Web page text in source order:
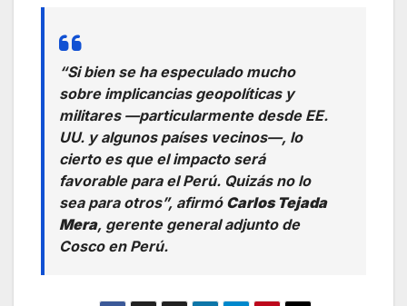
“Si bien se ha especulado mucho
sobre implicancias geopolíticas y
militares —particularmente desde EE.
UU. y algunos países vecinos—, lo
cierto es que el impacto será
favorable para el Perú. Quizás no lo
sea para otros”, afirmó Carlos Tejada
Mera, gerente general adjunto de
Cosco en Perú.